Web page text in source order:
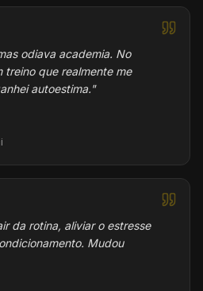
odiava academia. No
treino que realmente me
autoestima."
da rotina, aliviar o estresse
Mudou